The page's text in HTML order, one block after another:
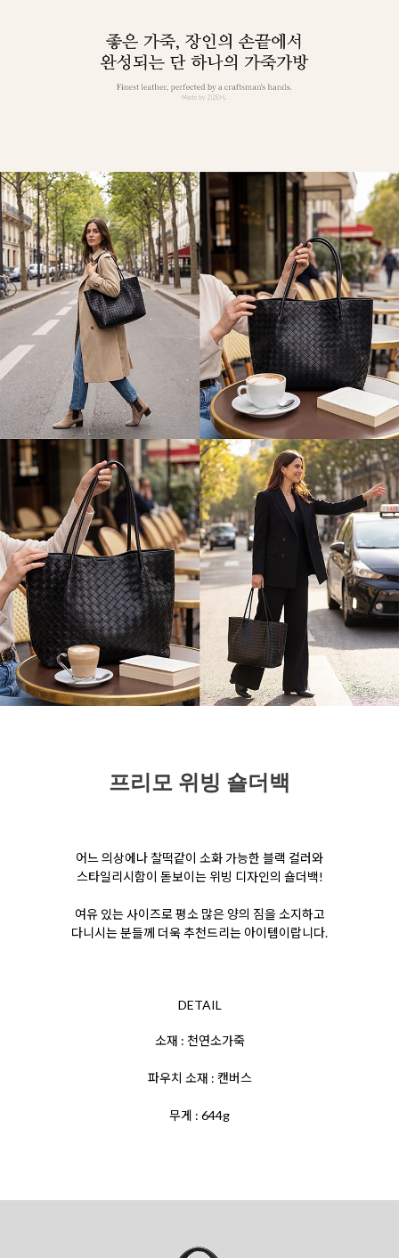
프리모 위빙 숄더백
어느 의상에나 찰떡같이 소화 가능한 블랙 컬러와
스타일리시함이 돋보이는 위빙 디자인의 숄더백!
여유 있는 사이즈로 평소 많은 양의 짐을 소지하고
다니시는 분들께 더욱 추천드리는 아이템이랍니다.
DETAIL
소재 : 천연소가죽
파우치 소재 : 캔버스
무게 : 644g